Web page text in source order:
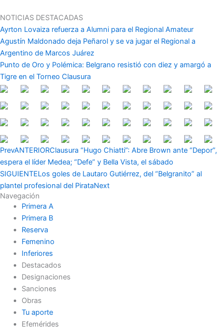
al
contenido
NOTICIAS DESTACADAS
Ayrton Lovaiza refuerza a Alumni para el Regional Amateur
Agustín Maldonado deja Peñarol y se va jugar el Regional a
Argentino de Marcos Juárez
Punto de Oro y Polémica: Belgrano resistió con diez y amargó a
Tigre en el Torneo Clausura
PrevANTERIORClausura “Hugo Chiatti”: Abre Brown ante “Depor”,
espera el líder Medea; “Defe” y Bella Vista, el sábado
SIGUIENTELos goles de Lautaro Gutiérrez, del “Belgranito” al
plantel profesional del PirataNext
Navegación
Primera A
Primera B
Reserva
Femenino
Inferiores
Destacados
Designaciones
Sanciones
Obras
Tu aporte
Efemérides